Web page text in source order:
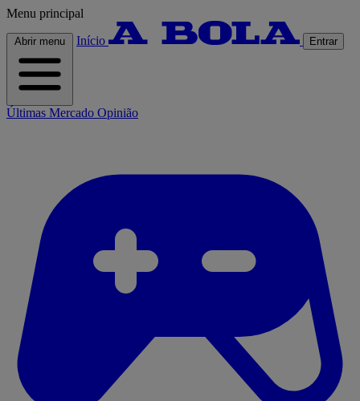
Menu principal
Abrir menu Início Entrar
Últimas Mercado Opinião